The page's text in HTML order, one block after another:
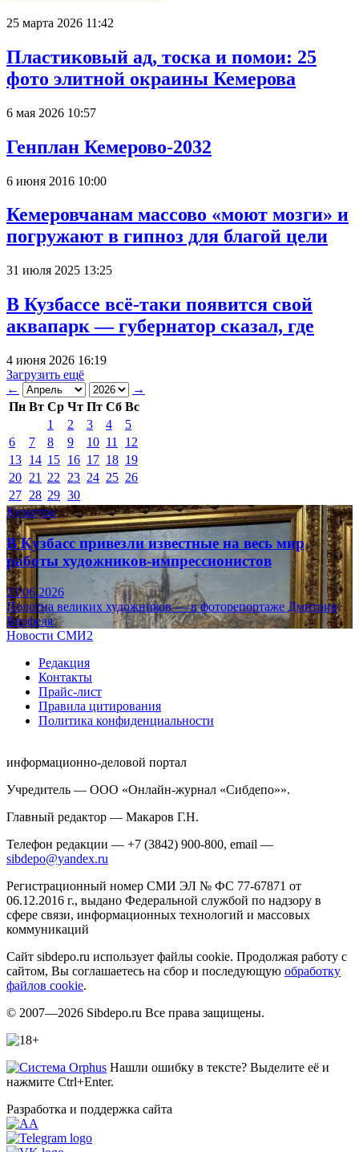
25 марта 2026 11:42
Пластиковый ад, тоска и помои: 25
фото элитной окраины Кемерова
6 мая 2026 10:57
Генплан Кемерово-2032
6 июня 2016 10:00
Кемеровчанам массово «моют мозги» и
погружают в гипноз для благой цели
31 июля 2025 13:25
В Кузбассе всё-таки появится свой
аквапарк — губернатор сказал, где
4 июня 2026 16:19
Загрузить ещё
←
→
Пн Вт Ср Чт Пт Сб Вс
1
2 3 4
5
6
7 8 9 10 11
12
13 14 15 16 17 18 19
20 21 22 23 24 25 26
27 28 29 30
Культура
В Кузбасс привезли известные на весь мир
работы художников-импрессионистов
23.06.2026
Полотна великих художников — в фоторепортаже Дмитрия
Верфеля.
Новости СМИ2
Редакция
Контакты
Прайс-лист
Правила цитирования
Политика конфиденциальности
информационно-деловой портал
Учредитель — ООО «Онлайн-журнал «Сибдепо»».
Главный редактор — Макаров Г.Н.
Телефон редакции — +7 (3842) 900-800, email —
sibdepo@yandex.ru
Регистрационный номер СМИ ЭЛ № ФС 77-67871 от
06.12.2016 г., выдано Федеральной службой по надзору в
сфере связи, информационных технологий и массовых
коммуникаций
Сайт sibdepo.ru использует файлы cookie. Продолжая работу с
сайтом, Вы соглашаетесь на сбор и последующую обработку
файлов cookie.
© 2007—2026 Sibdepo.ru Все права защищены.
Нашли ошибку в тексте? Выделите её и
нажмите Ctrl+Enter.
Разработка и поддержка сайта